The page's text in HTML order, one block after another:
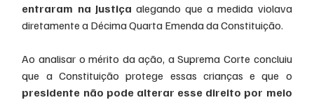
entraram na Justiça alegando que a medida violava
diretamente a Décima Quarta Emenda da Constituição.
Ao analisar o mérito da ação, a Suprema Corte concluiu
presidente não pode alterar esse direito por meio